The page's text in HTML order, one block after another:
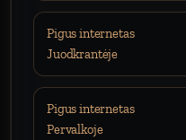
Pigus internetas
Juodkrantėje
Pigus internetas
Pervalkoje